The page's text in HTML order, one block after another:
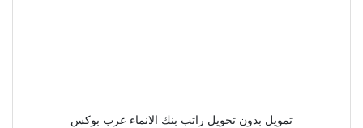
تمويل بدون تحويل راتب بنك الانماء عرب بوكس